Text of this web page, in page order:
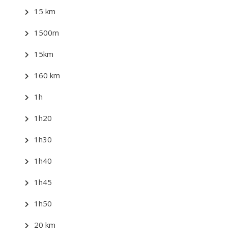
15 km
1500m
15km
160 km
1h
1h20
1h30
1h40
1h45
1h50
20 km